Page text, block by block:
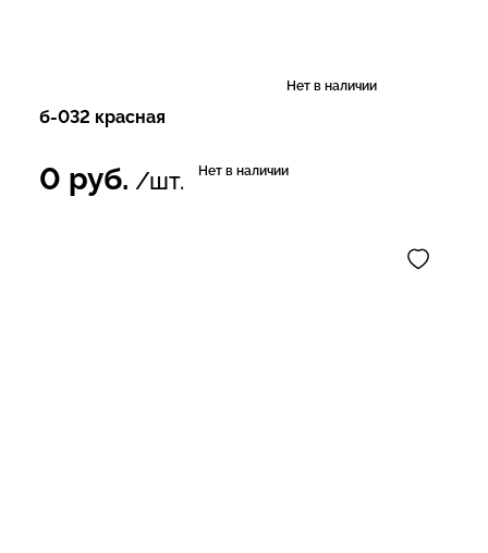
Нет в наличии
б-032 красная
0 руб. /шт. Нет в наличии